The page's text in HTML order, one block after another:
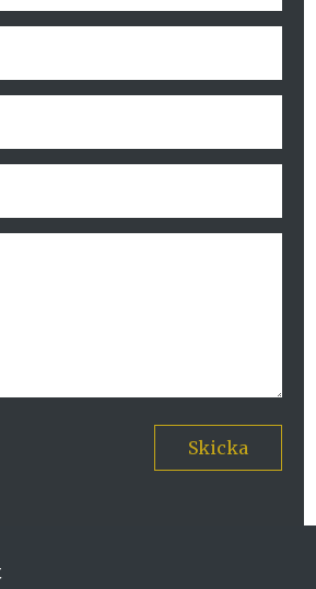
Skicka